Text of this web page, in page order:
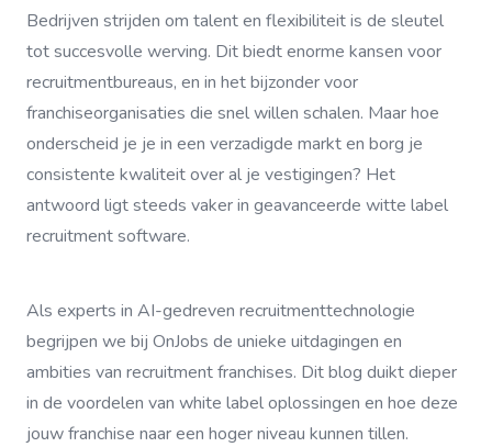
Bedrijven strijden om talent en flexibiliteit is de sleutel
tot succesvolle werving. Dit biedt enorme kansen voor
recruitmentbureaus, en in het bijzonder voor
franchiseorganisaties die snel willen schalen. Maar hoe
onderscheid je je in een verzadigde markt en borg je
consistente kwaliteit over al je vestigingen? Het
antwoord ligt steeds vaker in geavanceerde witte label
recruitment software.
Als experts in AI-gedreven recruitmenttechnologie
begrijpen we bij OnJobs de unieke uitdagingen en
ambities van recruitment franchises. Dit blog duikt dieper
in de voordelen van white label oplossingen en hoe deze
jouw franchise naar een hoger niveau kunnen tillen.